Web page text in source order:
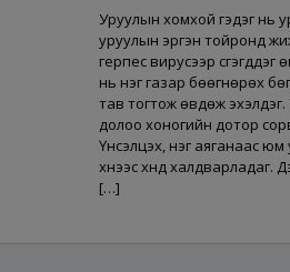
Уруулын хомхой гэдэг нь
уруулын эргэн тойронд
герпес вирусээр үүсгэгддэг
нь нэг газар бөөгнөрөх
тав тогтож өвдөж
долоо хоногийн дотор
Үнсэлцэх, нэг аяганаас
хүнээс хүнд халдварладаг.
[…]